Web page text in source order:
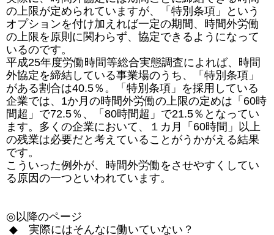
の上限が定められていますが、「特別条項」という
オプションを付け加えれば一定の期間、時間外労働
の上限を原則に関わらず、協定できるようになって
いるのです。
平成25年度労働時間等総合実態調査によれば、時間
外協定を締結している事業場のうち、「特別条項」
がある割合は40.5％。「特別条項」を採用している
企業では、1か月の時間外労働の上限の定めは「60時
間超」で72.5％、「80時間超」で21.5％となってい
ます。多くの企業において、１カ月「60時間」以上
の残業は必要だと考えていることがうかがえる結果
です。
こういった例外が、時間外労働をさせやすくしてい
る原因の一つといわれています。
◎以降のページ
◆ 実際にはそんなに働いていない？